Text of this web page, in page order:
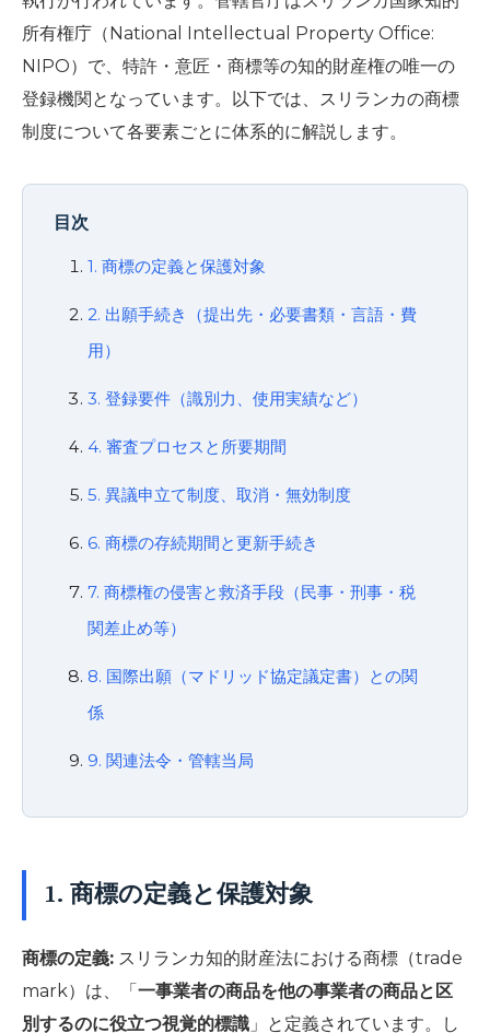
所有権庁（National Intellectual Property Office:
NIPO）で、特許・意匠・商標等の知的財産権の唯一の
登録機関となっています。以下では、スリランカの商標
制度について各要素ごとに体系的に解説します。
目次
1. 商標の定義と保護対象
2. 出願手続き（提出先・必要書類・言語・費
用）
3. 登録要件（識別力、使用実績など）
4. 審査プロセスと所要期間
5. 異議申立て制度、取消・無効制度
6. 商標の存続期間と更新手続き
7. 商標権の侵害と救済手段（民事・刑事・税
関差止め等）
8. 国際出願（マドリッド協定議定書）との関
係
9. 関連法令・管轄当局
1. 商標の定義と保護対象
商標の定義: スリランカ知的財産法における商標（trade
mark）は、「 一事業者の商品を他の事業者の商品と区
別するのに役立つ視覚的標識 」と定義されています。し